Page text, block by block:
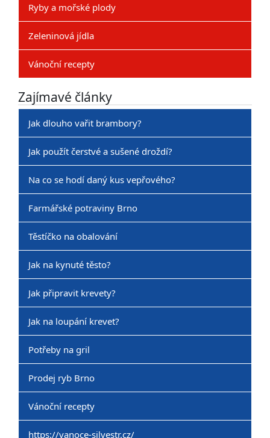
Ryby a mořské plody
Zeleninová jídla
Vánoční recepty
Zajímavé články
Jak dlouho vařit brambory?
Jak použít čerstvé a sušené droždí?
Na co se hodí daný kus vepřového?
Farmářské potraviny Brno
Těstíčko na obalování
Jak na kynuté těsto?
Jak připravit krevety?
Jak na loupání krevet?
Potřeby na gril
Prodej ryb Brno
Vánoční recepty
https://vanoce-silvestr.cz/